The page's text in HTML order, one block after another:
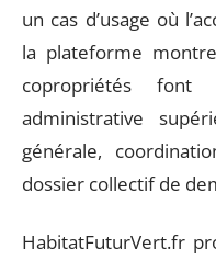
un cas d’usage où
la plateforme
copropriétés
administrative
générale,
dossier collectif de
HabitatFuturVert.fr